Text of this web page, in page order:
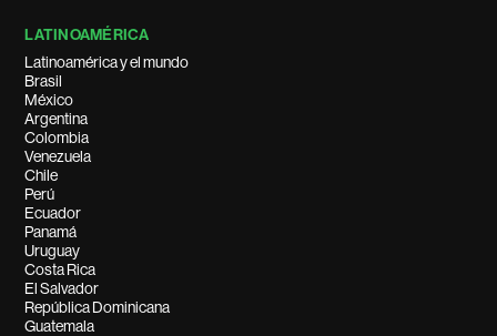
LATINOAMÉRICA
Latinoamérica y el mundo
Brasil
México
Argentina
Colombia
Venezuela
Chile
Perú
Ecuador
Panamá
Uruguay
Costa Rica
El Salvador
República Dominicana
Guatemala